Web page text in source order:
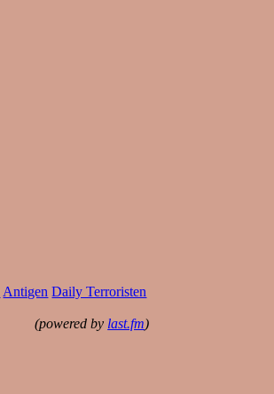
Antigen Daily Terroristen
(powered by last.fm)